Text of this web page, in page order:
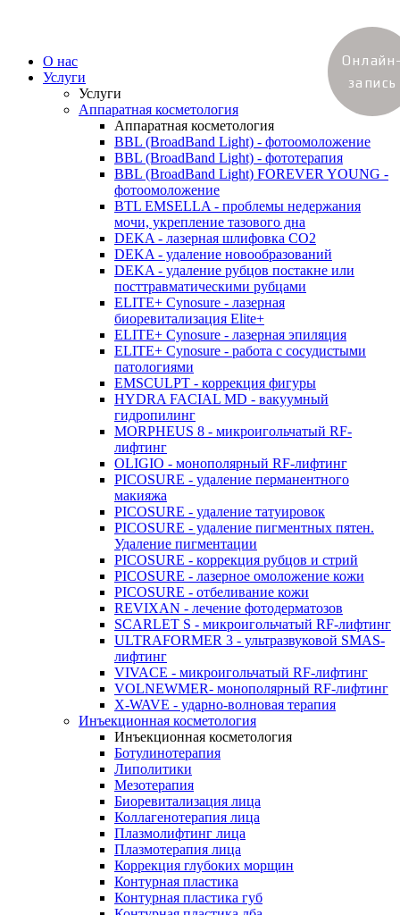
О нас
Услуги
Услуги
Аппаратная косметология
Аппаратная косметология
BBL (BroadBand Light) - фотоомоложение
BBL (BroadBand Light) - фототерапия
BBL (BroadBand Light) FOREVER YOUNG -
фотоомоложение
BTL EMSELLA - проблемы недержания
мочи, укрепление тазового дна
DEKA - лазерная шлифовка CO2
DEKA - удаление новообразований
DEKA - удаление рубцов постакне или
посттравматическими рубцами
ELITE+ Cynosure - лазерная
биоревитализация Elite+
ELITE+ Cynosure - лазерная эпиляция
ELITE+ Cynosure - работа с сосудистыми
патологиями
EMSCULPT - коррекция фигуры
HYDRA FACIAL MD - вакуумный
гидропилинг
MORPHEUS 8 - микроигольчатый RF-
лифтинг
OLIGIO - монополярный RF-лифтинг
PICOSURE - удаление перманентного
макияжа
PICOSURE - удаление татуировок
PICOSURE - удаление пигментных пятен.
Удаление пигментации
PICOSURE - коррекция рубцов и стрий
PICOSURE - лазерное омоложение кожи
PICOSURE - отбеливание кожи
REVIXAN - лечение фотодерматозов
SCARLET S - микроигольчатый RF-лифтинг
ULTRAFORMER 3 - ультразвуковой SMAS-
лифтинг
VIVACE - микроигольчатый RF-лифтинг
VOLNEWMER- монополярный RF-лифтинг
X-WAVE - ударно-волновая терапия
Инъекционная косметология
Инъекционная косметология
Ботулинотерапия
Липолитики
Мезотерапия
Биоревитализация лица
Коллагенотерапия лица
Плазмолифтинг лица
Плазмотерапия лица
Коррекция глубоких морщин
Контурная пластика
Контурная пластика губ
запись